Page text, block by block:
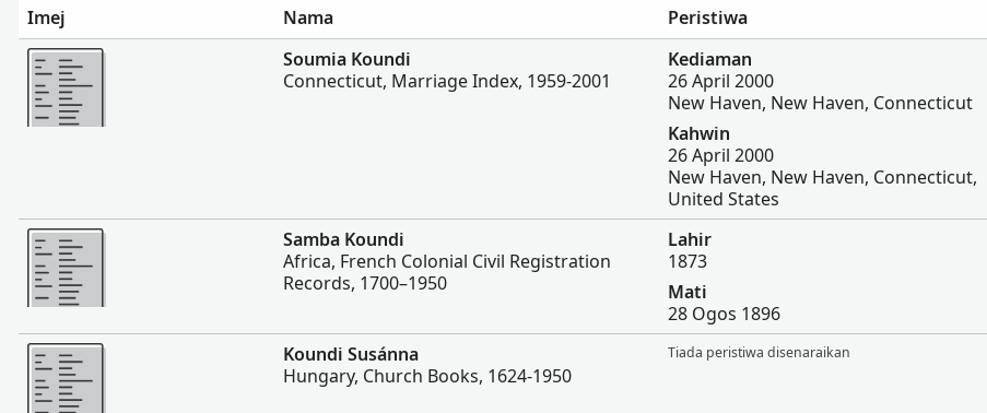
Imej Nama Peristiwa
Lebih
Soumia Koundi
Connecticut, Marriage Index, 1959-2001
Kediaman
26 April 2000
New Haven, New Haven, Connecticut
Kahwin
26 April 2000
New Haven, New Haven, Connecticut,
United States
Lebih
Samba Koundi
Africa, French Colonial Civil Registration
Records, 1700–1950
Lahir
1873
Mati
28 Ogos 1896
Lebih
Koundi Susánna
Hungary, Church Books, 1624-1950
Tiada peristiwa disenaraikan